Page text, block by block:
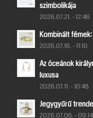
szimbolikája
2026.07.21. - 12:46
Kombinált
2026.07.16. - 11:10
Az óceánok
luxusa
2026.07.11. - 10:48
Jegygyűrű
2026.07.06. - 09:14